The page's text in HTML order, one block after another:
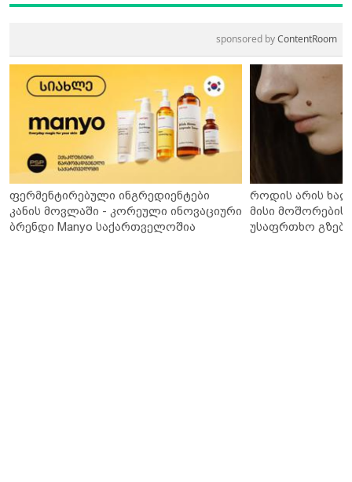
sponsored byContentRoom
ფერმენტირებული ინგრედიენტები
კანის მოვლაში - კორეული ინოვაციური
ბრენდი Manyo საქართველოშია
როდის არის
მისი მოშორების
უსაფრთხო გზები